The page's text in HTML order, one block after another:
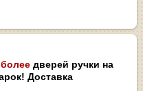
дверей ручки на
Доставка